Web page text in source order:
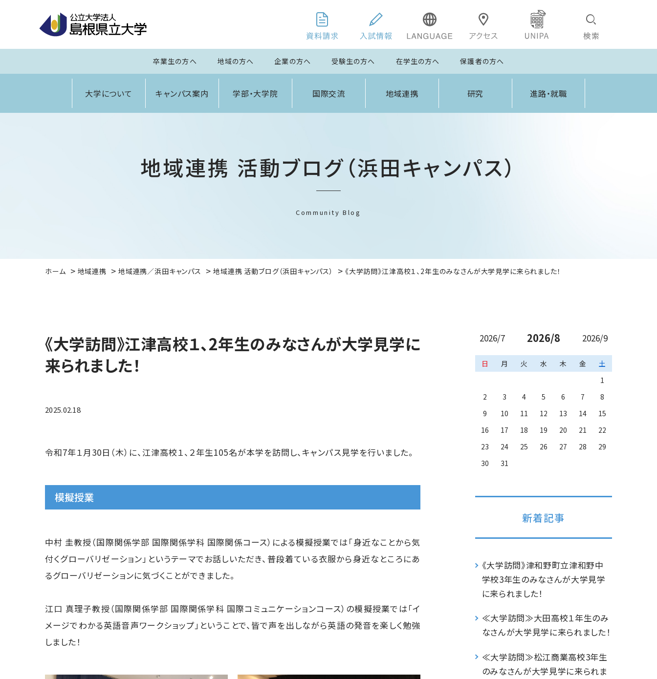
卒業生の方へ 地域の方へ 企業の方へ 受験生の方へ 在学生の方へ 保護者の方へ
大学について キャンパス案内 学部・大学院 国際交流 地域連携 研究 進路・就職
地域連携 活動ブログ（浜田キャンパス）
Community Blog
ホーム 地域連携 地域連携／浜田キャンパス 地域連携 活動ブログ（浜田キャンパス） 《大学訪問》江津高校１、2年生のみなさんが大学見学に来られました！
《大学訪問》江津高校１、2年生のみなさんが大学見学に
来られました！
2025.02.18
令和7年１月30日（木）に、江津高校１、２年生105名が本学を訪問し、キャンパス見学を行いました。
模擬授業
中村 圭教授（国際関係学部 国際関係学科 国際関係コース）による模擬授業では「⾝近なことから気
付くグローバリゼーション」というテーマでお話しいただき、普段着ている衣服から身近なところにあ
るグローバリゼーションに気づくことができました。
江口 真理子教授（国際関係学部 国際関係学科 国際コミュニケーションコース）の模擬授業では「イ
メージでわかる英語音声ワークショップ」ということで、皆で声を出しながら英語の発音を楽しく勉強
しました！
2026/7 2026/8 2026/9
日 月 火 水 木 金
土
1
2
3 4 5 6 7
8
9
10 11 12 13 14
15
16
17 18 19 20 21
22
23
24 25 26 27 28
29
30
31
新着記事
《大学訪問》津和野町立津和野中
学校3年生のみなさんが大学見学
に来られました！
≪大学訪問≫大田高校１年生のみ
なさんが大学見学に来られました！
≪大学訪問≫松江商業高校3年生
のみなさんが大学見学に来られま